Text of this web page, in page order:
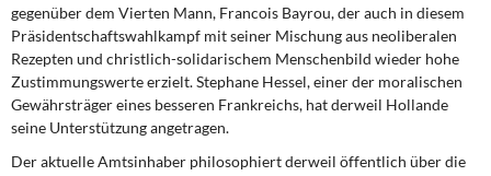
gegenüber dem Vierten Mann, Francois Bayrou, der auch in diesem
Präsidentschaftswahlkampf mit seiner Mischung aus neoliberalen
Rezepten und christlich-solidarischem Menschenbild wieder hohe
Zustimmungswerte erzielt. Stephane Hessel, einer der moralischen
Gewährsträger eines besseren Frankreichs, hat derweil Hollande
seine Unterstützung angetragen.
Der aktuelle Amtsinhaber philosophiert derweil öffentlich über die